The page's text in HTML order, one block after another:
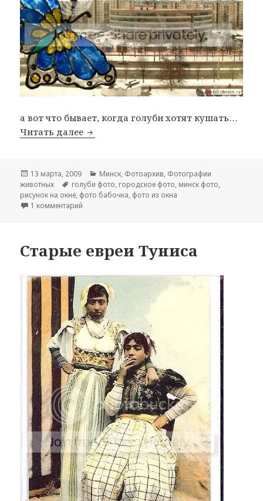
а вот что бывает, когда голуби хотят кушать…
Читать далее голуби, говорят, кушать, хотят
Опубликовано
13 марта, 2009 Рубрики
Минск, Фотоархив, Фотографии
животных
Метки
голуби фото, городское фото, минск фото,
рисунок на окне, фото бабочка, фото из окна
1 комментарий
Старые евреи Туниса